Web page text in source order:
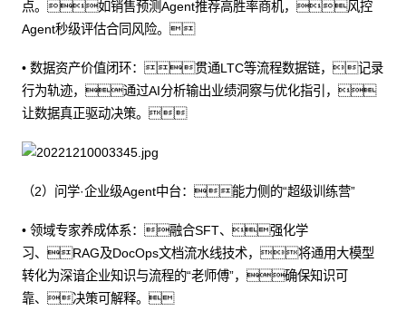
点。如销售预测Agent推荐高胜率商机，风控
Agent秒级评估合同风险。
• 数据资产价值闭环：贯通LTC等流程数据链，记录
行为轨迹，通过AI分析输出业绩洞察与优化指引，
让数据真正驱动决策。
（2）问学·企业级Agent中台：能力侧的“超级训练营”
• 领域专家养成体系：融合SFT、强化学
习、RAG及DocOps文档流水线技术，将通用大模型
转化为深谙企业知识与流程的“老师傅”，确保知识可
靠、决策可解释。